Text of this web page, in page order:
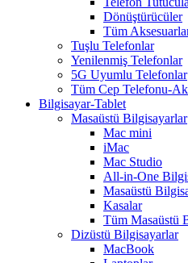
Dönüştürücüler
Tüm
Tuşlu Telefonlar
Yenilenmiş Telefonlar
5G Uyumlu Telefonlar
Tüm Cep Telefonu-
Bilgisayar-Tablet
Masaüstü Bilgisayarlar
Mac mini
iMac
Mac Studio
All-in-One
Masaüstü
Kasalar
Tüm Masaüstü
Dizüstü Bilgisayarlar
MacBook